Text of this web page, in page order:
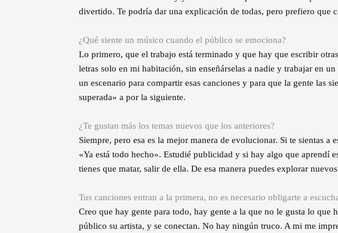
divertido. Te podría dar una explicación de todas, pero prefiero que
¿Qué siente un músico cuando el público se emociona?
Lo primero, que el trabajo está terminado y que hay que escribir
letras solo en mi habitación, sin enseñárselas a nadie y trabajar en
un escenario para compartir esas canciones y para que la gente las
superada» a por la siguiente.
¿Te gustan más los temas nuevos que los anteriores?
Siempre, pero esa es la mejor manera de evolucionar. Si te sientas a
«Ya está todo hecho». Estudié publicidad y si hay algo que aprendí
tienes que matar, salir de ella. De esa manera puedes explorar
Tus canciones entran a la primera, no es necesario obligarte a
Creo que hay gente para todo, hay gente a la que no le gusta lo que
público su artista, y se conectan. No hay ningún truco. A mi me